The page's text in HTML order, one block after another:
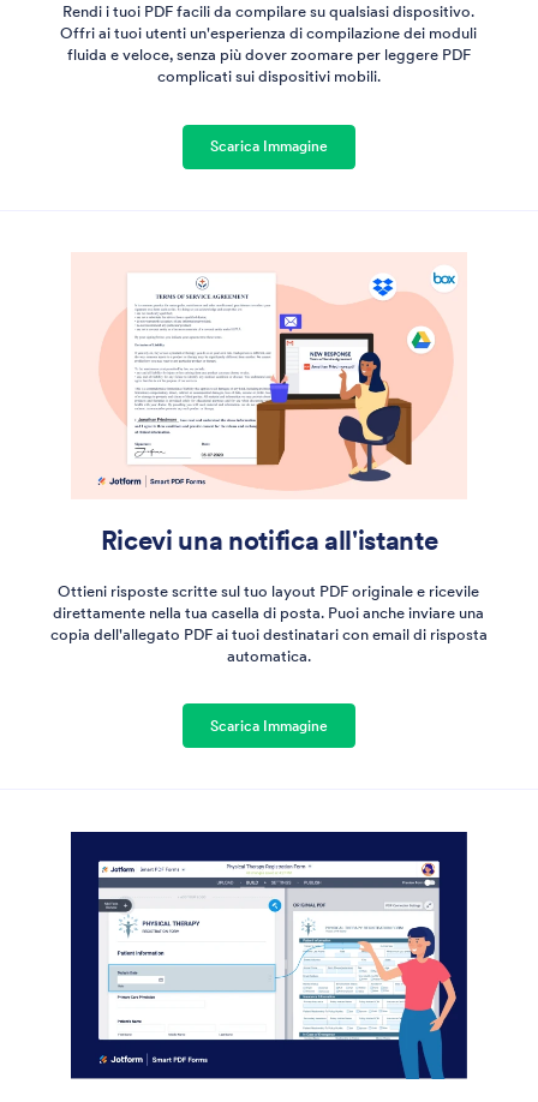
Rendi i tuoi PDF facili da compilare su qualsiasi dispositivo.
Offri ai tuoi utenti un'esperienza di compilazione dei moduli
fluida e veloce, senza più dover zoomare per leggere PDF
complicati sui dispositivi mobili.
Scarica Immagine
Ricevi una notifica all'istante
Ottieni risposte scritte sul tuo layout PDF originale e ricevile
direttamente nella tua casella di posta. Puoi anche inviare una
copia dell'allegato PDF ai tuoi destinatari con email di risposta
automatica.
Scarica Immagine